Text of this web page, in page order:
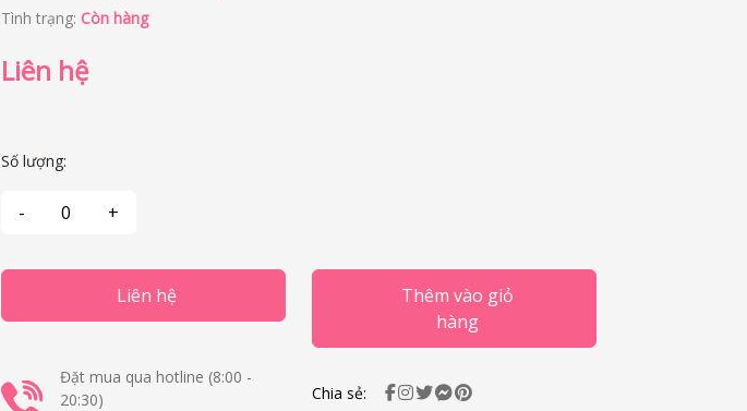
Tình trạng: Còn hàng
Liên hệ
Số lượng:
Liên hệ
Thêm vào giỏ
hàng
Đặt mua qua hotline (8:00 -
20:30)
Chia sẻ: